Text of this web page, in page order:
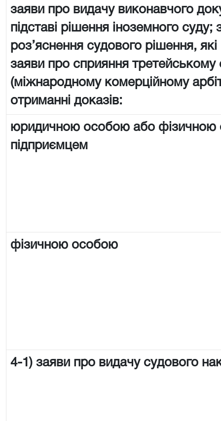
заяви про видачу виконавчого
підставі рішення іноземного суду;
роз’яснення судового рішення,
заяви про сприяння третейському
(міжнародному комерційному
отриманні доказів:
юридичною особою або
підприємцем
фізичною особою
4-1) заяви про видачу судового